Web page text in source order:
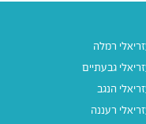
רמלה
גבעתיים
הנגב
רעננה